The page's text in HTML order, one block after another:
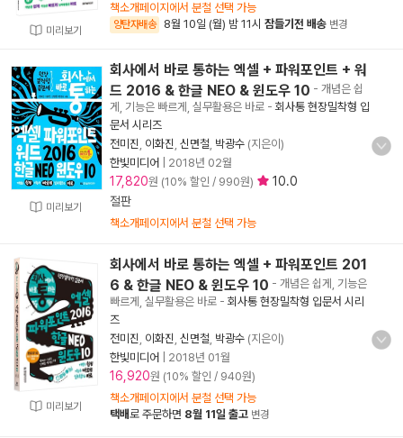
미리보기
책소개페이지에서 분철 선택 가능
양탄자배송 8월 10일 (월) 밤 11시 잠들기전 배송 변경
미리보기
회사에서 바로 통하는 엑셀 + 파워포인트 + 워
드 2016 & 한글 NEO & 윈도우 10 - 개념은 쉽
게, 기능은 빠르게, 실무활용은 바로 -회사통 현장밀착형 입
문서 시리즈
전미진 이화진 신면철 박광수 (지은이)
한빛미디어
2018년 02월
17,820원 (10% 할인 / 990원)
10.0
절판
책소개페이지에서 분철 선택 가능
미리보기
회사에서 바로 통하는 엑셀 + 파워포인트 201
6 & 한글 NEO & 윈도우 10 - 개념은 쉽게, 기능은
빠르게, 실무활용은 바로 -회사통 현장밀착형 입문서 시리
즈
전미진 이화진 신면철 박광수 (지은이)
한빛미디어
2018년 01월
16,920원 (10% 할인 / 940원)
책소개페이지에서 분철 선택 가능
택배로 주문하면 8월 11일 출고 변경